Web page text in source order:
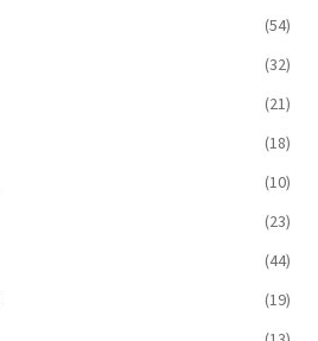
(54)
(32)
(21)
(18)
(10)
(23)
(44)
(19)